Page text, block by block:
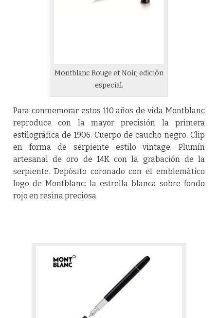
Montblanc Rouge et Noir, edición
especial.
Para conmemorar estos 110 años de vida Montblanc
reproduce con la mayor precisión la primera
estilográfica de 1906. Cuerpo de caucho negro. Clip
en forma de serpiente estilo vintage. Plumín
artesanal de oro de 14K con la grabación de la
serpiente. Depósito coronado con el emblemático
logo de Montblanc: la estrella blanca sobre fondo
rojo en resina preciosa.